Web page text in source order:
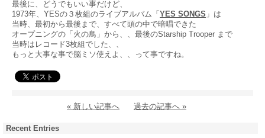
最後に、どうでもいい事だけど、
1973年、YESの３枚組のライブアルバム「 YES SONGS 」は
当時、最初から最後まで、すべて頭の中で暗唱できた
オープニングの「火の鳥」から、、最後のStarship Trooper まで
当時はレコード3枚組でした、、
もっと大事な事で脳ミソ使えよ、、って事ですね。
« 新しい記事へ 過去の記事へ »
Recent Entries